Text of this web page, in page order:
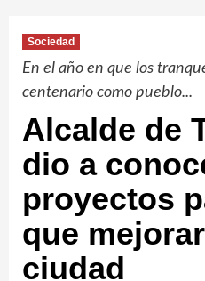
Sociedad
En el año en que los
centenario como pueblo...
Alcalde de
dio a
proyectos
que
ciudad